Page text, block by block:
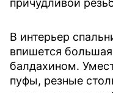
причудливой
В интерьер
впишется
балдахином.
пуфы, резные